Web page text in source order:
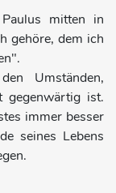
mitten in
gehöre, dem ich
Umständen,
gegenwärtig ist.
immer besser
seines Lebens